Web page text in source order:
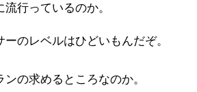
行っているのか。
のレベルはひどいもんだぞ。
の求めるところなのか。